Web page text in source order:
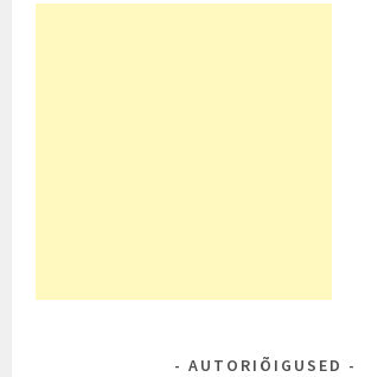
AUTORIÕIGUSED